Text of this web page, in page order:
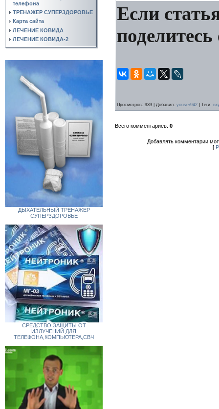
телефона
ТРЕНАЖЕР СУПЕРЗДОРОВЬЕ
Карта сайта
ЛЕЧЕНИЕ КОВИДА
ЛЕЧЕНИЕ КОВИДА-2
ДЫХАТЕЛЬНЫЙ ТРЕНАЖЕР
СУПЕРЗДОРОВЬЕ
СРЕДСТВО ЗАЩИТЫ ОТ
ИЗЛУЧЕНИЙ ДЛЯ
ТЕЛЕФОНА,КОМПЬЮТЕРА,СВЧ
Если
Просмотров: 939 | Добавил: youser942 Теги:
Всего комментариев: 0
Добавлять комментарии
[